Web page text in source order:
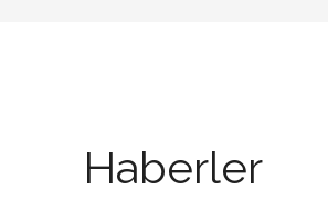
Haberler